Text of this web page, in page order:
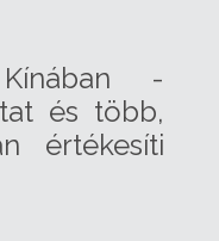
Kínában -
és több,
értékesíti